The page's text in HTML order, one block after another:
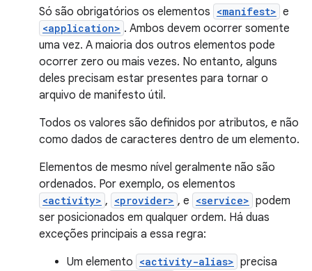
Só são obrigatórios os elementos <manifest> e
<application> . Ambos devem ocorrer somente
uma vez. A maioria dos outros elementos pode
ocorrer zero ou mais vezes. No entanto, alguns
deles precisam estar presentes para tornar o
arquivo de manifesto útil.
Todos os valores são definidos por atributos, e não
como dados de caracteres dentro de um elemento.
Elementos de mesmo nível geralmente não são
ordenados. Por exemplo, os elementos
<activity> , <provider> , e <service> podem
ser posicionados em qualquer ordem. Há duas
exceções principais a essa regra:
Um elemento <activity-alias> precisa